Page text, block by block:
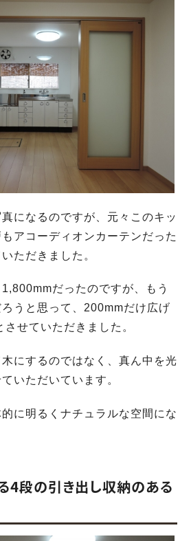
になるのですが、元々このキッ
アコーディオンカーテンだった
ただきました。
だったのですが、もう
うと思って、200mmだけ広げ
せていただきました。
にするのではなく、真ん中を光
いただいています。
に明るくナチュラルな空間にな
4段の引き出し収納のある